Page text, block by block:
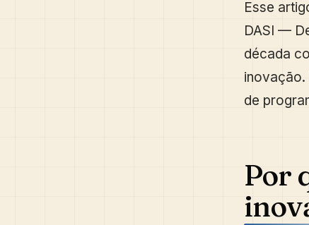
Esse
DASI —
década
inovação.
de
Por